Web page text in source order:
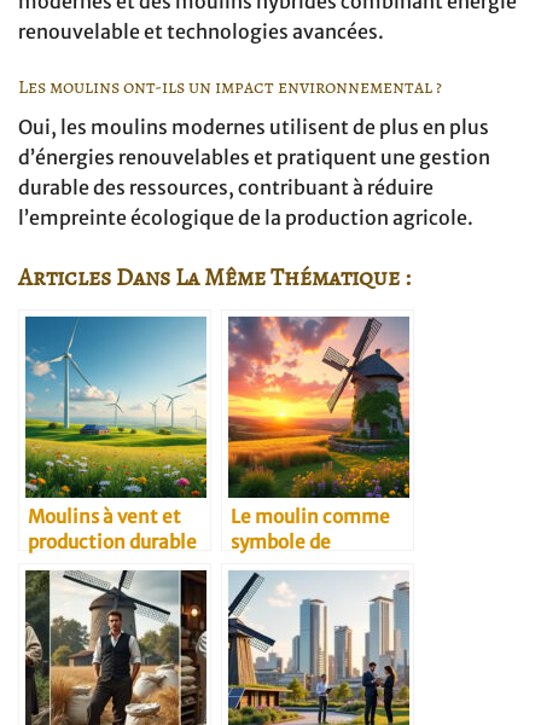
renouvelable et technologies avancées.
Les moulins ont-ils un impact environnemental ?
Oui, les moulins modernes utilisent de plus en plus
d’énergies renouvelables et pratiquent une gestion
durable des ressources, contribuant à réduire
l’empreinte écologique de la production agricole.
Articles Dans La Même Thématique :
Moulins à vent et
production durable
Le moulin comme
symbole de
résilience rurale